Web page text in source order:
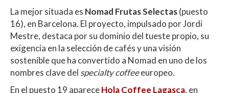
La mejor situada es Nomad Frutas Selectas(puesto
16), en Barcelona. El proyecto, impulsado por Jordi
Mestre, destaca por su dominio del tueste propio, su
exigencia en la selección de cafés y una visión
sostenible que ha convertido a Nomad en uno de los
nombres clave del specialty coffeeeuropeo.
En el puesto 19 apareceHola Coffee Lagasca, en